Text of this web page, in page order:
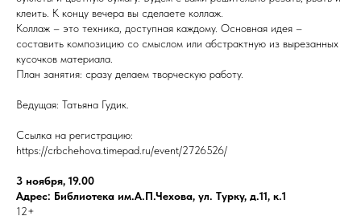
клеить. К концу вечера вы сделаете коллаж.
Коллаж – это техника, доступная каждому. Основная идея –
составить композицию со смыслом или абстрактную из вырезанных
кусочков материала.
План занятия: сразу делаем творческую работу.
Ведущая: Татьяна Гудик.
Ссылка на регистрацию:
https://crbchehova.timepad.ru/event/2726526/
3 ноября, 19.00
Адрес: Библиотека им.А.П.Чехова, ул. Турку, д.11, к.1
12+